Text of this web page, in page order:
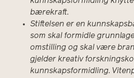
bærekraft.
Stiftelsen er en
som skal formidle
omstilling og skal være
gjelder kreativ
kunnskapsformidling.